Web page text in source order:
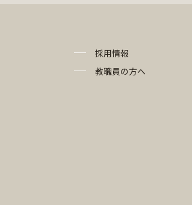
採用情報
教職員の方へ